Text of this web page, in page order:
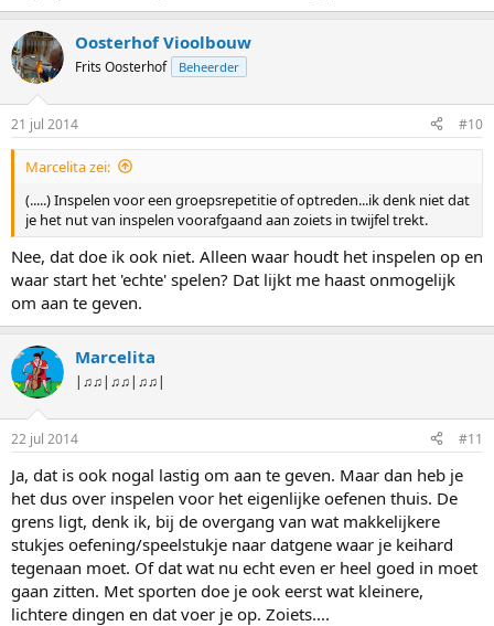
Oosterhof Vioolbouw
Frits Oosterhof Beheerder
21 jul 2014 #10
Marcelita zei:
(.....) Inspelen voor een groepsrepetitie of optreden...ik denk niet dat
je het nut van inspelen voorafgaand aan zoiets in twijfel trekt.
Nee, dat doe ik ook niet. Alleen waar houdt het inspelen op en
waar start het 'echte' spelen? Dat lijkt me haast onmogelijk
om aan te geven.
Marcelita
|♫♫|♫♫|♫♫|
22 jul 2014 #11
Ja, dat is ook nogal lastig om aan te geven. Maar dan heb je
het dus over inspelen voor het eigenlijke oefenen thuis. De
grens ligt, denk ik, bij de overgang van wat makkelijkere
stukjes oefening/speelstukje naar datgene waar je keihard
tegenaan moet. Of dat wat nu echt even er heel goed in moet
gaan zitten. Met sporten doe je ook eerst wat kleinere,
lichtere dingen en dat voer je op. Zoiets....